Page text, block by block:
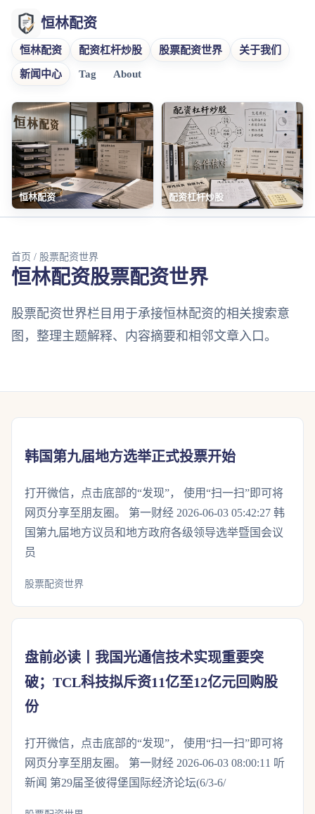
恒林配资
恒林配资 配资杠杆炒股 股票配资世界 关于我们
新闻中心 Tag About
恒林配资 配资杠杆炒股
首页 / 股票配资世界
恒林配资股票配资世界
股票配资世界栏目用于承接恒林配资的相关搜索意
图，整理主题解释、内容摘要和相邻文章入口。
韩国第九届地方选举正式投票开始
打开微信，点击底部的“发现”， 使用“扫一扫”即可将
网页分享至朋友圈。 第一财经 2026-06-03 05:42:27 韩
国第九届地方议员和地方政府各级领导选举暨国会议
员
股票配资世界
盘前必读丨我国光通信技术实现重要突
破；TCL科技拟斥资11亿至12亿元回购股
份
打开微信，点击底部的“发现”， 使用“扫一扫”即可将
网页分享至朋友圈。 第一财经 2026-06-03 08:00:11 听
新闻 第29届圣彼得堡国际经济论坛(6/3-6/